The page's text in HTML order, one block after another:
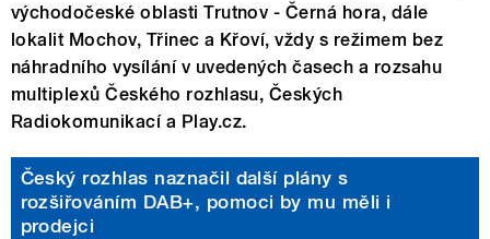
východočeské oblasti Trutnov - Černá hora, dále
lokalit Mochov, Třinec a Křoví, vždy s režimem bez
náhradního vysílání v uvedených časech a rozsahu
multiplexů Českého rozhlasu, Českých
Radiokomunikací a Play.cz.
Český rozhlas naznačil další plány s
rozšiřováním DAB+, pomoci by mu měli i
prodejci